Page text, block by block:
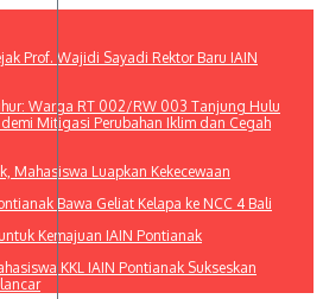
Prof. Wajidi Sayadi Rektor Baru IAIN
Warga RT 002/RW 003 Tanjung Hulu
Mitigasi Perubahan Iklim dan Cegah
Mahasiswa Luapkan Kekecewaan
Bawa Geliat Kelapa ke NCC 4 Bali
Kemajuan IAIN Pontianak
KKL IAIN Pontianak Sukseskan